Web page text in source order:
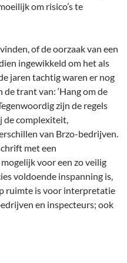
om risico’s te
of de oorzaak van een
ingewikkeld om het als
jaren tachtig waren er nog
de trant van: ‘Hang om de
zijn de regels
de complexiteit,
van Brzo-bedrijven.
met een
voor een zo veilig
voldoende inspanning is,
ruimte is voor interpretatie
en inspecteurs; ook